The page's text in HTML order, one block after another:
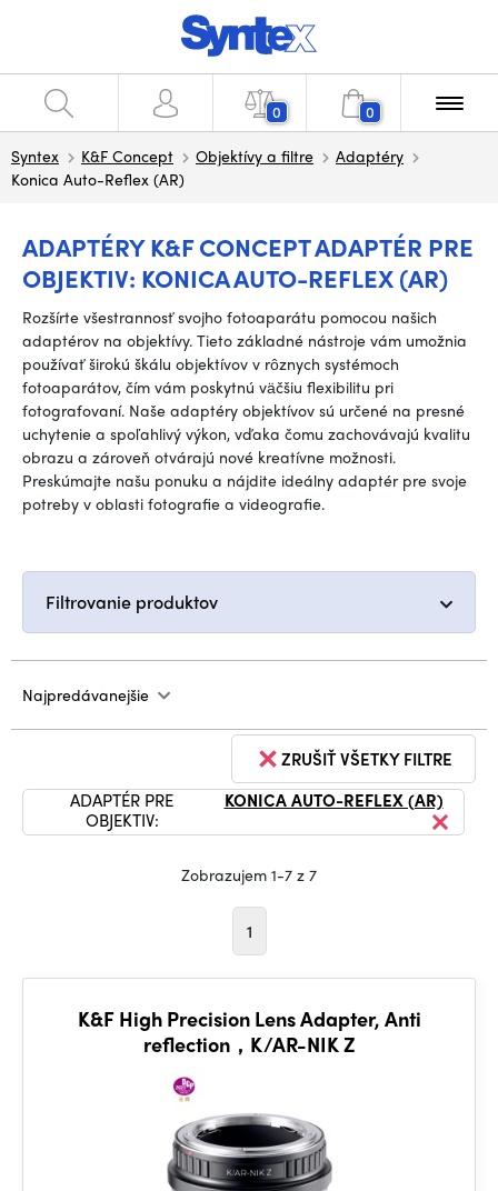
0 0
Syntex K&F Concept Objektívy a filtre
Adaptéry
Konica Auto-Reflex (AR)
ADAPTÉRY K&F CONCEPT ADAPTÉR PRE
OBJEKTIV: KONICA AUTO-REFLEX (AR)
Rozšírte všestrannosť svojho fotoaparátu pomocou našich
adaptérov na objektívy. Tieto základné nástroje vám umožnia
používať širokú škálu objektívov v rôznych systémoch
fotoaparátov, čím vám poskytnú väčšiu flexibilitu pri
fotografovaní. Naše adaptéry objektívov sú určené na presné
uchytenie a spoľahlivý výkon, vďaka čomu zachovávajú kvalitu
obrazu a zároveň otvárajú nové kreatívne možnosti.
Preskúmajte našu ponuku a nájdite ideálny adaptér pre svoje
potreby v oblasti fotografie a videografie.
Filtrovanie produktov
Najpredávanejšie
ZRUŠIŤ VŠETKY FILTRE
ADAPTÉR PRE
OBJEKTIV:
KONICA AUTO-REFLEX (AR)
Zobrazujem 1-7 z 7
1
K&F High Precision Lens Adapter, Anti
reflection，K/AR-NIK Z